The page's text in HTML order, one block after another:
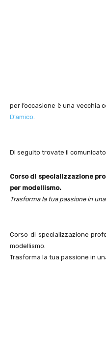
per l’occasione è una vecchia
D’amico.
Di seguito trovate il
Corso di specializzazione
per modellismo.
Trasforma la tua passione in
Corso di specializzazione
modellismo.
Trasforma la tua passione in